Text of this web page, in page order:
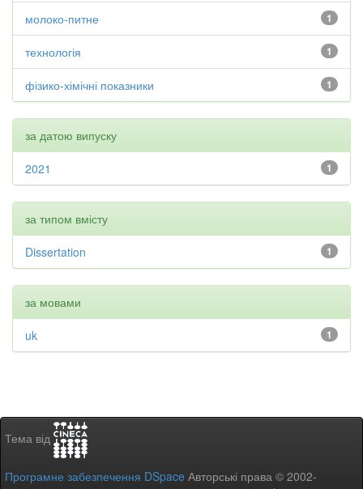
1
молоко-питне
1
технологія
1
фізико-хімічні показники
за датою випуску
1
2021
за типом вмісту
1
Dissertation
за мовами
1
uk
Тема від
Програмне забезпечення DSpace Авторські права © 2002-